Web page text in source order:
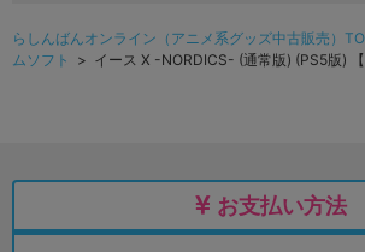
らしんばんオンライン（アニメ系グッズ中古販売）
ムソフト
> イース X -NORDICS- (通常版) (PS5版) 【
お支払い方法